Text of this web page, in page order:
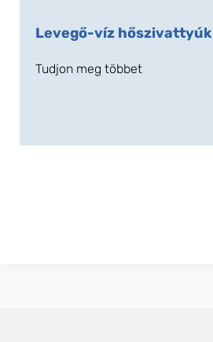
Levegő-víz hőszivattyúk
Tudjon meg többet